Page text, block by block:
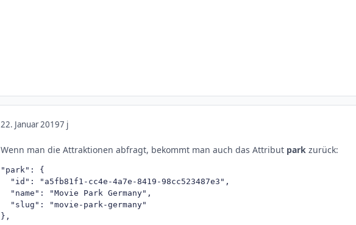
22. Januar 20197 j
Wenn man die Attraktionen abfragt, bekommt man auch das Attribut park zurück:
"park": {
  "id": "a5fb81f1-cc4e-4a7e-8419-98cc523487e3",
  "name": "Movie Park Germany",
  "slug": "movie-park-germany"
},